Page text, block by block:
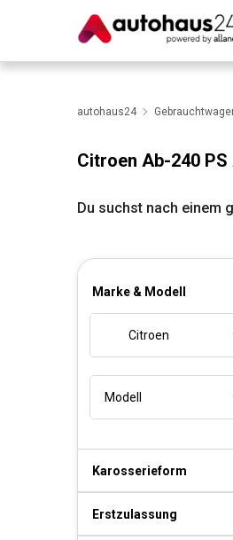
Wir bewerten dein AutoRund
autohaus24
Citroen Ab-240
Du suchst nach einem
Marke & Modell
Citroen
Modell
Karosserieform
Erstzulassung